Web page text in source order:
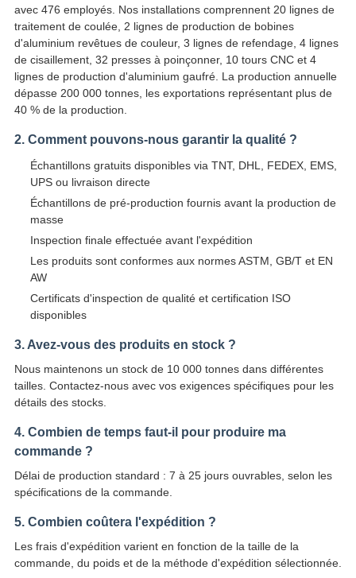
avec 476 employés. Nos installations comprennent 20 lignes de
traitement de coulée, 2 lignes de production de bobines
d'aluminium revêtues de couleur, 3 lignes de refendage, 4 lignes
de cisaillement, 32 presses à poinçonner, 10 tours CNC et 4
lignes de production d'aluminium gaufré. La production annuelle
dépasse 200 000 tonnes, les exportations représentant plus de
40 % de la production.
2. Comment pouvons-nous garantir la qualité ?
Échantillons gratuits disponibles via TNT, DHL, FEDEX, EMS,
UPS ou livraison directe
Échantillons de pré-production fournis avant la production de
masse
Inspection finale effectuée avant l'expédition
Les produits sont conformes aux normes ASTM, GB/T et EN
AW
Certificats d'inspection de qualité et certification ISO
disponibles
3. Avez-vous des produits en stock ?
Nous maintenons un stock de 10 000 tonnes dans différentes
tailles. Contactez-nous avec vos exigences spécifiques pour les
détails des stocks.
4. Combien de temps faut-il pour produire ma
commande ?
Délai de production standard : 7 à 25 jours ouvrables, selon les
spécifications de la commande.
5. Combien coûtera l'expédition ?
Les frais d'expédition varient en fonction de la taille de la
commande, du poids et de la méthode d'expédition sélectionnée.